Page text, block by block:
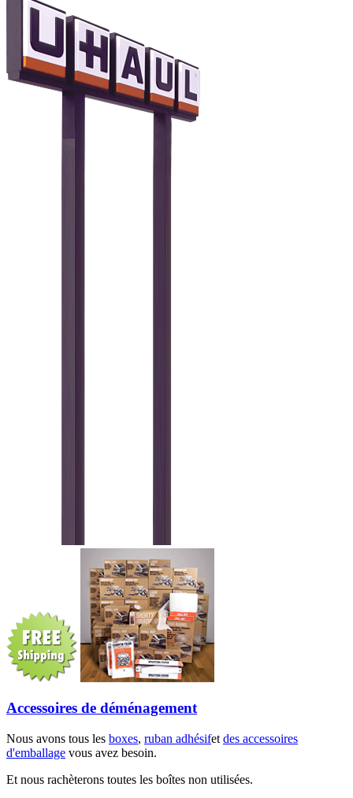
Accessoires de déménagement
Nous avons tous les boxes, ruban adhésifet des accessoires
d'emballage vous avez besoin.
Et nous rachèterons toutes les boîtes non utilisées.